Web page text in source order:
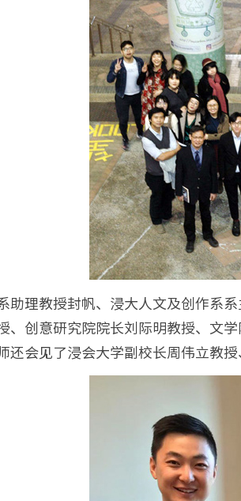
助理教授封帆、浸大人文及创作系
、创意研究院院长刘际明教授、
还会见了浸会大学副校长周伟立教